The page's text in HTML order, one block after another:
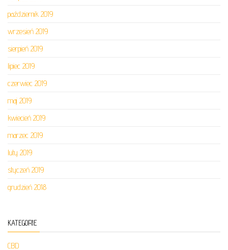
październik 2019
wrzesień 2019
sierpień 2019
lipiec 2019
czerwiec 2019
maj 2019
kwiecień 2019
marzec 2019
luty 2019
styczeń 2019
grudzień 2018
KATEGORIE
CBD